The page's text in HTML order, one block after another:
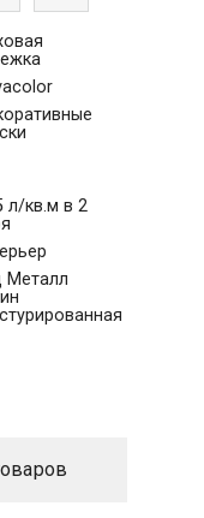
л/кв.м в 2
Металл